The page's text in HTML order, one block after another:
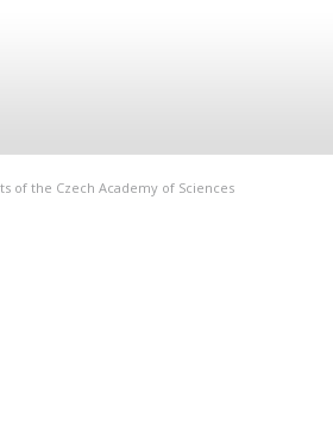
of the Czech Academy of Sciences